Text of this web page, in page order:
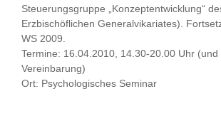
Steuerungsgruppe „Konzeptentwicklung“
Erzbischöflichen Generalvikariates).
WS 2009.
Termine: 16.04.2010, 14.30-20.00 Uhr (und
Vereinbarung)
Ort: Psychologisches Seminar